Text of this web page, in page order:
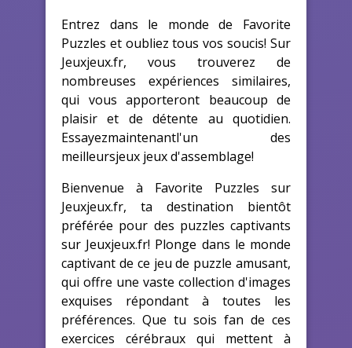
Entrez dans le monde de Favorite
Puzzles et oubliez tous vos soucis! Sur
Jeuxjeux.fr, vous trouverez de
nombreuses expériences similaires,
qui vous apporteront beaucoup de
plaisir et de détente au quotidien.
Essayezmaintenantl'un des
meilleursjeux jeux d'assemblage!
Bienvenue à Favorite Puzzles sur
Jeuxjeux.fr, ta destination bientôt
préférée pour des puzzles captivants
sur Jeuxjeux.fr! Plonge dans le monde
captivant de ce jeu de puzzle amusant,
qui offre une vaste collection d'images
exquises répondant à toutes les
préférences. Que tu sois fan de ces
exercices cérébraux qui mettent à